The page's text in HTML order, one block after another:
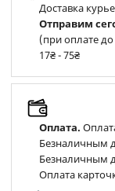
Доставка
Отправим
(при оплате до
17₴ - 75₴
Оплата.
Безналичным
Безналичным
Оплата